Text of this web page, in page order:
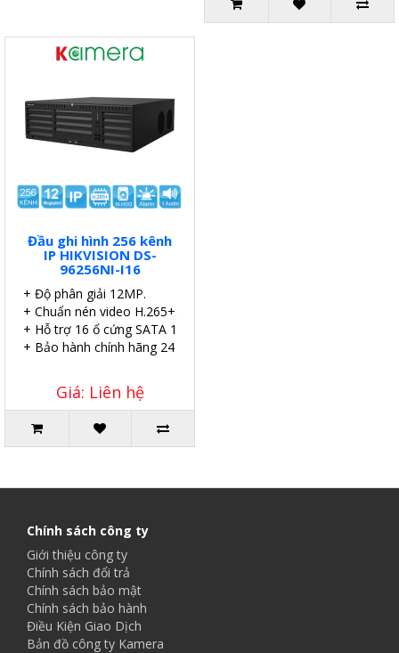
Đầu ghi hình 256 kênh
IP HIKVISION DS-
96256NI-I16
+ Độ phân giải 12MP.
+ Chuẩn nén video H.265+.
+ Hỗ trợ 16 ổ cứng SATA 10TB.
+ Bảo hành chính hãng 24 tháng.
Giá: Liên hệ
Chính sách công ty
Giới thiệu công ty
Chính sách đổi trả
Chính sách bảo mật
Chính sách bảo hành
Điều Kiện Giao Dịch
Bản đồ công ty Kamera